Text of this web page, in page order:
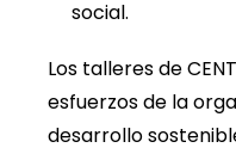
social.
Los talleres de
esfuerzos de la
desarrollo